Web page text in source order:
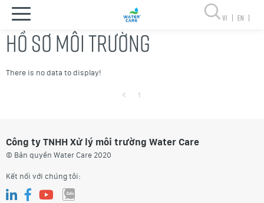
vi | en |
HỒ SƠ MÔI TRƯỜNG
There is no data to display!
1
Công ty TNHH Xử lý môi trường Water Care
© Bản quyền Water Care 2020
Kết nối với chúng tôi: